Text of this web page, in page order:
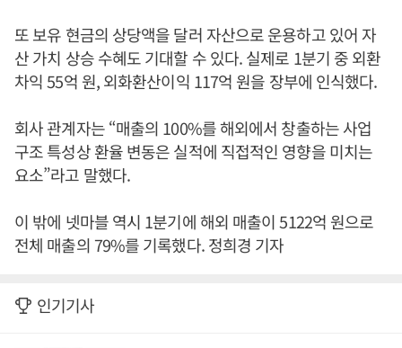
또 보유 현금의 상당액을 달러 자산으로 운용하고 있어 자
산 가치 상승 수혜도 기대할 수 있다. 실제로 1분기 중 외환
차익 55억 원, 외화환산이익 117억 원을 장부에 인식했다.
회사 관계자는 “매출의 100%를 해외에서 창출하는 사업
구조 특성상 환율 변동은 실적에 직접적인 영향을 미치는
요소”라고 말했다.
이 밖에 넷마블 역시 1분기에 해외 매출이 5122억 원으로
전체 매출의 79%를 기록했다. 정희경 기자
인기기사